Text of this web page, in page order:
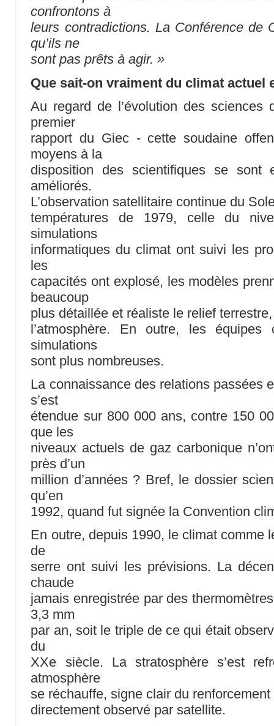
confrontons à
leurs contradictions. La Conférence de
qu’ils ne
sont pas prêts à agir. »
Que sait-on vraiment du climat actuel
Au regard de l’évolution des
premier
rapport du Giec - cette soudaine
moyens à la
disposition des scientifiques se sont
améliorés.
L’observation satellitaire continue du
températures de 1979, celle du
simulations
informatiques du climat ont suivi les
les
capacités ont explosé, les modèles
beaucoup
plus détaillée et réaliste le relief
l’atmosphère. En outre, les
simulations
sont plus nombreuses.
La connaissance des relations passées
s’est
étendue sur 800 000 ans, contre 150
que les
niveaux actuels de gaz carbonique
près d’un
million d’années ? Bref, le dossier
qu’en
1992, quand fut signée la Convention
En outre, depuis 1990, le climat comme
de
serre ont suivi les prévisions. La
chaude
jamais enregistrée par des
3,3 mm
par an, soit le triple de ce qui était
du
XXe siècle. La stratosphère s’est
atmosphère
se réchauffe, signe clair du
directement observé par satellite.